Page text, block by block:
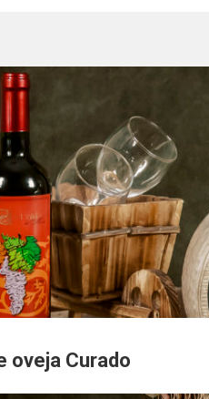
oveja Curado